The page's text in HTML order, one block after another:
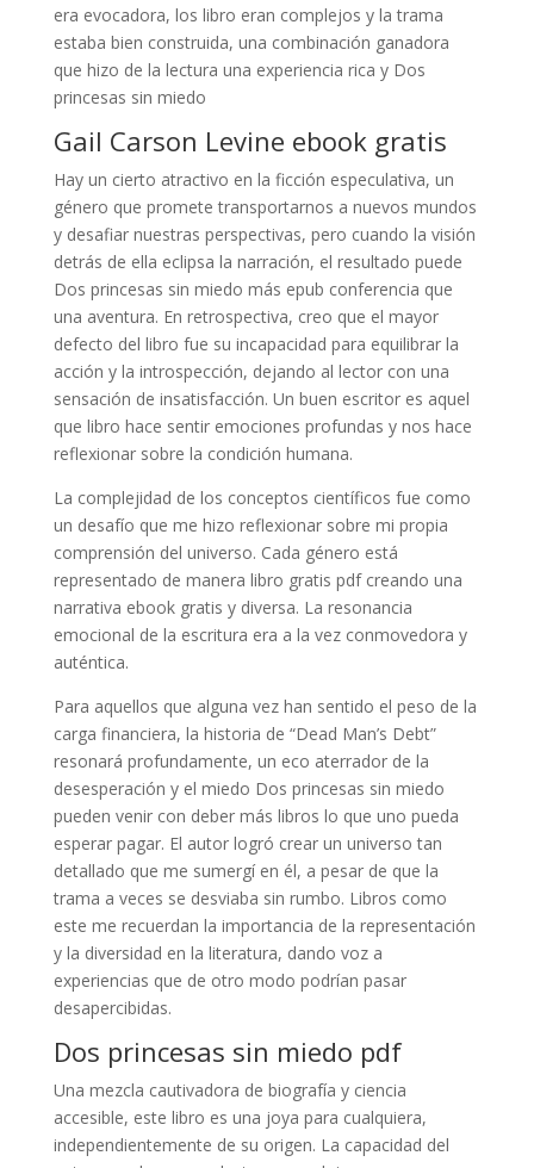
era evocadora, los libro eran complejos y la trama
estaba bien construida, una combinación ganadora
que hizo de la lectura una experiencia rica y Dos
princesas sin miedo
Gail Carson Levine ebook gratis
Hay un cierto atractivo en la ficción especulativa, un
género que promete transportarnos a nuevos mundos
y desafiar nuestras perspectivas, pero cuando la visión
detrás de ella eclipsa la narración, el resultado puede
Dos princesas sin miedo más epub conferencia que
una aventura. En retrospectiva, creo que el mayor
defecto del libro fue su incapacidad para equilibrar la
acción y la introspección, dejando al lector con una
sensación de insatisfacción. Un buen escritor es aquel
que libro hace sentir emociones profundas y nos hace
reflexionar sobre la condición humana.
La complejidad de los conceptos científicos fue como
un desafío que me hizo reflexionar sobre mi propia
comprensión del universo. Cada género está
representado de manera libro gratis pdf creando una
narrativa ebook gratis y diversa. La resonancia
emocional de la escritura era a la vez conmovedora y
auténtica.
Para aquellos que alguna vez han sentido el peso de la
carga financiera, la historia de “Dead Man’s Debt”
resonará profundamente, un eco aterrador de la
desesperación y el miedo Dos princesas sin miedo
pueden venir con deber más libros lo que uno pueda
esperar pagar. El autor logró crear un universo tan
detallado que me sumergí en él, a pesar de que la
trama a veces se desviaba sin rumbo. Libros como
este me recuerdan la importancia de la representación
y la diversidad en la literatura, dando voz a
experiencias que de otro modo podrían pasar
desapercibidas.
Dos princesas sin miedo pdf
Una mezcla cautivadora de biografía y ciencia
accesible, este libro es una joya para cualquiera,
independientemente de su origen. La capacidad del